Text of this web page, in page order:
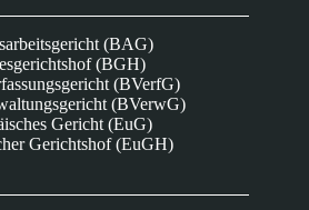
(BAG)
(BGH)
(BVerfG)
(BVerwG)
Gericht (EuG)
Gerichtshof (EuGH)